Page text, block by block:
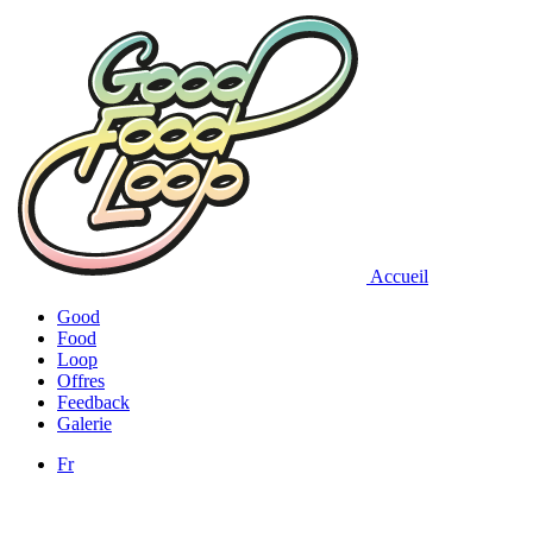
Accueil
Good
Food
Loop
Offres
Feedback
Galerie
Fr